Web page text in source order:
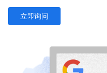
立即询问